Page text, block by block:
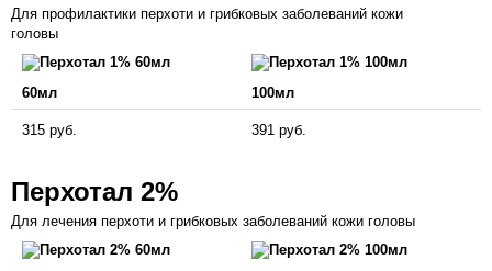
Для профилактики перхоти и грибковых заболеваний кожи
головы
60мл 100мл
315 руб. 391 руб.
Перхотал 2%
Для лечения перхоти и грибковых заболеваний кожи головы